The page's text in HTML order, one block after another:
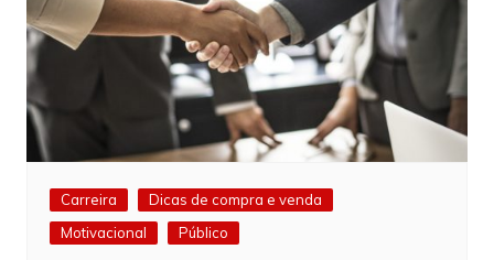
Carreira
Dicas de compra e venda
Motivacional
Público